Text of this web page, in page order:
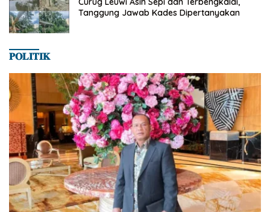
Tanggung Jawab Kades Dipertanyakan
𝐏𝐎𝐋𝐈𝐓𝐈𝐊